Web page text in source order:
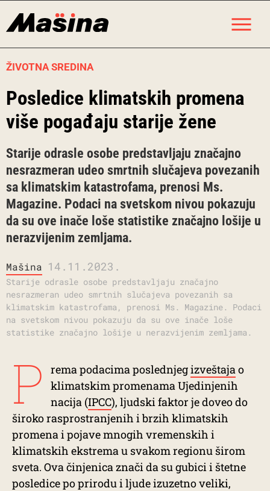
ŽIVOTNA SREDINA
Posledice klimatskih promena
više pogađaju starije žene
Starije odrasle osobe predstavljaju značajno
nesrazmeran udeo smrtnih slučajeva povezanih
sa klimatskim katastrofama, prenosi Ms.
Magazine. Podaci na svetskom nivou pokazuju
da su ove inače loše statistike značajno lošije u
nerazvijenim zemljama.
Mašina 14.11.2023.
Starije odrasle osobe predstavljaju značajno
nesrazmeran udeo smrtnih slučajeva povezanih sa
klimatskim katastrofama, prenosi Ms. Magazine. Podaci
na svetskom nivou pokazuju da su ove inače loše
statistike značajno lošije u nerazvijenim zemljama.
P rema podacima poslednjegizveštajao
klimatskim promenama Ujedinjenih
nacija (IPCC), ljudski faktor je doveo do
široko rasprostranjenih i brzih klimatskih
promena i pojave mnogih vremenskih i
klimatskih ekstrema u svakom regionu širom
sveta. Ova činjenica znači da su gubici i štetne
posledice po prirodu i ljude izuzetno veliki,